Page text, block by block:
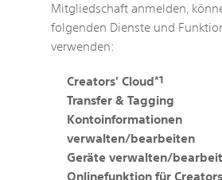
Mitgliedschaft anmelden,
folgenden Dienste und
verwenden:
Creators' Cloud*1
Transfer & Tagging
Kontoinformationen
verwalten/bearbeiten
Geräte verwalten/
Onlinefunktion für